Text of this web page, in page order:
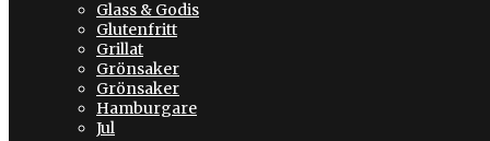
Glass & Godis
Glutenfritt
Grillat
Grönsaker
Grönsaker
Hamburgare
Jul